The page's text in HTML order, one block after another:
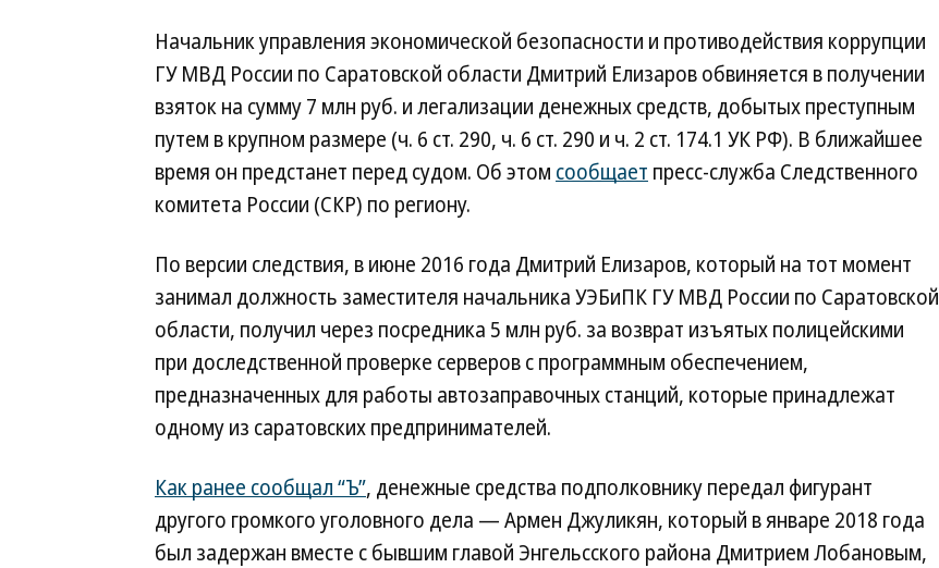
Начальник управления экономической безопасности и противодействия коррупции
ГУ МВД России по Саратовской области Дмитрий Елизаров обвиняется в получении
взяток на сумму 7 млн руб. и легализации денежных средств, добытых преступным
путем в крупном размере (ч. 6 ст. 290, ч. 6 ст. 290 и ч. 2 ст. 174.1 УК РФ). В ближайшее
время он предстанет перед судом. Об этом сообщает пресс-служба Следственного
комитета России (СКР) по региону.
По версии следствия, в июне 2016 года Дмитрий Елизаров, который на тот момент
занимал должность заместителя начальника УЭБиПК ГУ МВД России по Саратовской
области, получил через посредника 5 млн руб. за возврат изъятых полицейскими
при доследственной проверке серверов с программным обеспечением,
предназначенных для работы автозаправочных станций, которые принадлежат
одному из саратовских предпринимателей.
Как ранее сообщал “Ъ”, денежные средства подполковнику передал фигурант
другого громкого уголовного дела — Армен Джуликян, который в январе 2018 года
был задержан вместе с бывшим главой Энгельсского района Дмитрием Лобановым,